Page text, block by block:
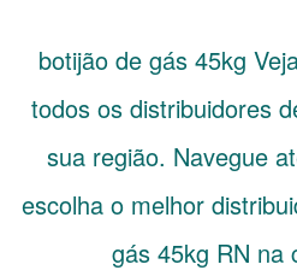
botijão de gás 45kg
todos os distribuidores
sua região. Navegue
escolha o melhor
gás 45kg RN na